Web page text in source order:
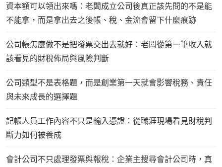
資本額可以領出來嗎：老闆成立公司後真正該先問的不是能
不能拿，而是拿出去之後帳、稅、金流會留下什麼痕跡
公司帳怎麼做不是把發票交出去就好：老闆從第一筆收入就
該看見的財稅佈局與風險判斷
公司類型不是表格題，而是創業第一天就會影響稅務、責任
與未來成長的選擇題
記帳人員工作內容不只是輸入憑證：從職涯現場看見財稅判
斷力如何被養成
會計公司不只處理發票與報稅：企業主搜尋會計公司時，真